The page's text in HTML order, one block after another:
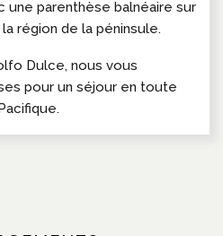
une parenthèse balnéaire sur
région de la péninsule.
Dulce, nous vous
pour un séjour en toute